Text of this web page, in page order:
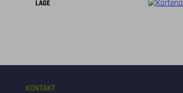
LAGE
KONTAKT